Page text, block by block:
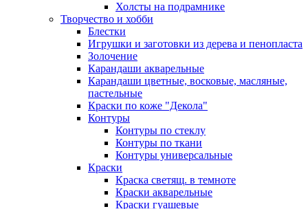
Холсты на подрамнике
Творчество и хобби
Блестки
Игрушки и заготовки из дерева и пенопласта
Золочение
Карандаши акварельные
Карандаши цветные, восковые, масляные,
пастельные
Краски по коже "Декола"
Контуры
Контуры по стеклу
Контуры по ткани
Контуры универсальные
Краски
Краска светящ. в темноте
Краски акварельные
Краски гуашевые